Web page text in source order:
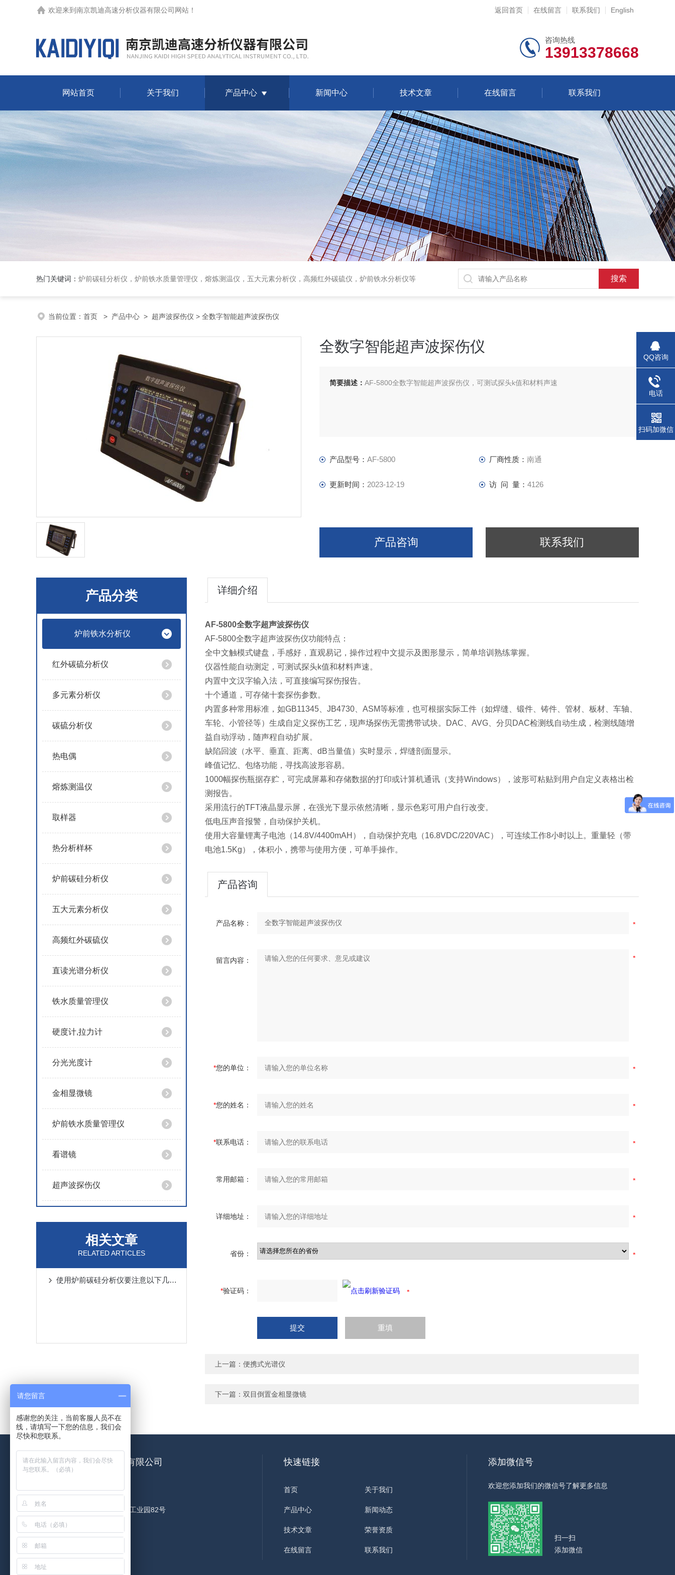
欢迎来到 南京凯迪高速分析仪器有限公司网站 ！ 返回首页 在线留言 联系我们 English
咨询热线
13913378668
网站首页 关于我们 产品中心 新闻中心 技术文章 在线留言 联系我们
热门关键词： 炉前碳硅分析仪，炉前铁水质量管理仪，熔炼测温仪，五大元素分析仪，高频红外碳硫仪，炉前铁水分析仪等
当前位置： 首页 > 产品中心 > 超声波探伤仪 > 全数字智能超声波探伤仪
全数字智能超声波探伤仪
简要描述： AF-5800全数字智能超声波探伤仪，可测试探头k值和材料声速
产品型号： AF-5800 厂商性质： 南通
更新时间： 2023-12-19 访 问 量： 4126
产品咨询 联系我们
产品分类
炉前铁水分析仪
红外碳硫分析仪
多元素分析仪
碳硫分析仪
热电偶
熔炼测温仪
取样器
热分析样杯
炉前碳硅分析仪
五大元素分析仪
高频红外碳硫仪
直读光谱分析仪
铁水质量管理仪
硬度计,拉力计
分光光度计
金相显微镜
炉前铁水质量管理仪
看谱镜
超声波探伤仪
相关文章
RELATED ARTICLES
使用炉前碳硅分析仪要注意以下几点事项
详细介绍
AF-5800全数字超声波探伤仪
AF-5800全数字超声波探伤仪功能特点：
全中文触模式键盘，手感好，直观易记，操作过程中文提示及图形显示，简单培训熟练掌握。
仪器性能自动测定，可测试探头k值和材料声速。
内置中文汉字输入法，可直接编写探伤报告。
十个通道，可存储十套探伤参数。
内置多种常用标准，如GB11345、JB4730、ASM等标准，也可根据实际工件（如焊缝、锻件、铸件、管材、板材、车轴、
车轮、小管径等）生成自定义探伤工艺，现声场探伤无需携带试块。DAC、AVG、分贝DAC检测线自动生成，检测线随增
益自动浮动，随声程自动扩展。
缺陷回波（水平、垂直、距离、dB当量值）实时显示，焊缝剖面显示。
峰值记忆、包络功能，寻找高波形容易。
1000幅探伤瓶据存贮，可完成屏幕和存储数据的打印或计算机通讯（支持Windows），波形可粘贴到用户自定义表格出检
测报告。
采用流行的TFT液晶显示屏，在强光下显示依然清晰，显示色彩可用户自行改变。
低电压声音报警，自动保护关机。
使用大容量锂离子电池（14.8V/4400mAH），自动保护充电（16.8VDC/220VAC），可连续工作8小时以上。重量轻（带
电池1.5Kg），体积小，携带与使用方便，可单手操作。
产品咨询
产品名称：
留言内容：
*您的单位：
*您的姓名：
*联系电话：
常用邮箱：
详细地址：
省份：
*验证码：
上一篇： 便携式光谱仪
下一篇： 双目倒置金相显微镜
南京凯迪高速分析仪器有限公司
联系人：夏先生
地址：南京市高淳区古柏工业园82号
邮箱：kdfxy@163.com
快速链接
首页 关于我们
产品中心 新闻动态
技术文章 荣誉资质
在线留言 联系我们
添加微信号
欢迎您添加我们的微信号了解更多信息
扫一扫
添加微信
QQ咨询
电话
扫码加微信
请您留言
感谢您的关注，当前客服人员不在
线，请填写一下您的信息，我们会
尽快和您联系。